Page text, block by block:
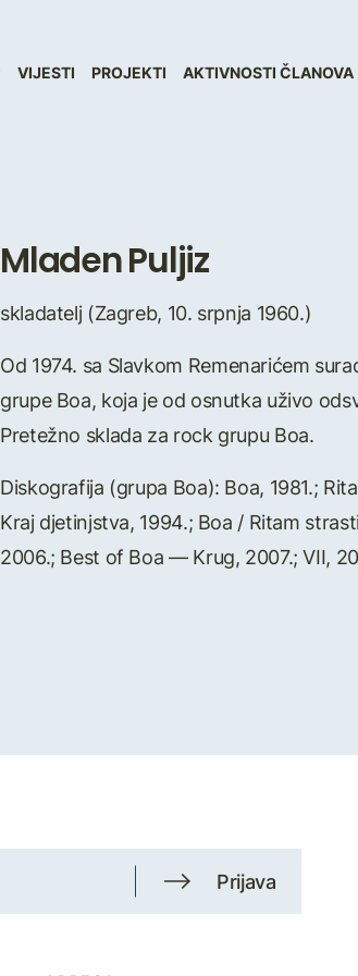
VIJESTI PROJEKTI AKTIVNOSTI ČLANOVA
Mladen Puljiz
skladatelj (Zagreb, 10. srpnja 1960.)
Od 1974. sa Slavkom Remenarićem
grupe Boa, koja je od osnutka uživo
Pretežno sklada za rock grupu Boa.
Diskografija (grupa Boa): Boa, 1981.;
Kraj djetinjstva, 1994.; Boa / Ritam
2006.; Best of Boa — Krug, 2007.; VII,
Prijava